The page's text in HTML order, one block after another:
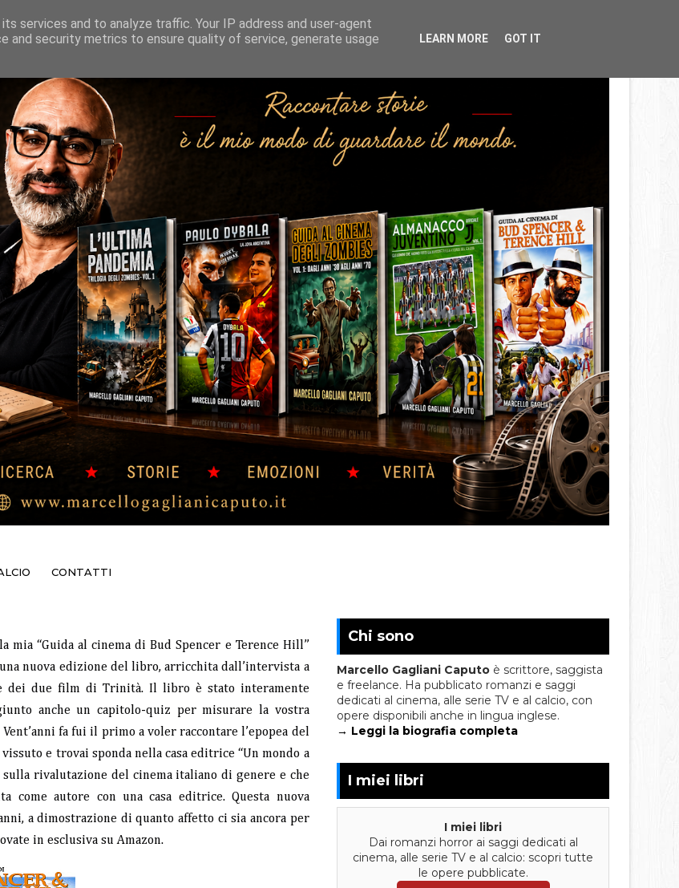
CONTATTI
mia “Guida al cinema di Bud Spencer e Terence Hill”
nuova edizione del libro, arricchita dall’intervista a
dei due film di Trinità. Il libro è stato interamente
anche un capitolo-quiz per misurare la vostra
fa fui il primo a voler raccontare l’epopea del
e trovai sponda nella casa editrice “Un mondo a
rivalutazione del cinema italiano di genere e che
come autore con una casa editrice. Questa nuova
a dimostrazione di quanto affetto ci sia ancora per
in esclusiva su Amazon.
Chi sono
Marcello Gagliani Caputo è scrittore, saggista
e freelance. Ha pubblicato romanzi e saggi
dedicati al cinema, alle serie TV e al calcio, con
opere disponibili anche in lingua inglese.
→ Leggi la biografia completa
I miei libri
I miei libri
Dai romanzi horror ai saggi dedicati al
cinema, alle serie TV e al calcio: scopri tutte
le opere pubblicate.
services and to analyze traffic. Your IP address and user-agent
and security metrics to ensure quality of service, generate usage
LEARN MORE GOT IT